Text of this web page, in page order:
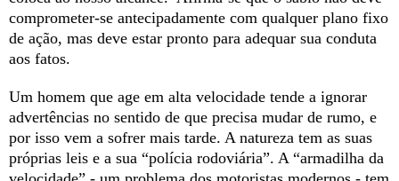
comprometer-se antecipadamente com qualquer plano fixo
de ação, mas deve estar pronto para adequar sua conduta
aos fatos.
Um homem que age em alta velocidade tende a ignorar
advertências no sentido de que precisa mudar de rumo, e
por isso vem a sofrer mais tarde. A natureza tem as suas
próprias leis e a sua “polícia rodoviária”. A “armadilha da